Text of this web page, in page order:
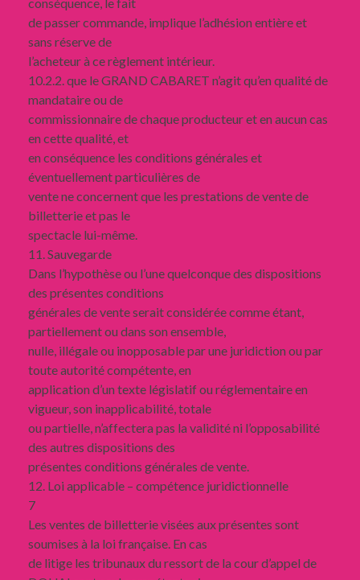
de passer commande, implique l’adhésion entière et
sans réserve de
l’acheteur à ce règlement intérieur.
10.2.2. que le GRAND CABARET n’agit qu’en qualité de
mandataire ou de
commissionnaire de chaque producteur et en aucun cas
en cette qualité, et
en conséquence les conditions générales et
éventuellement particulières de
vente ne concernent que les prestations de vente de
billetterie et pas le
spectacle lui-même.
11. Sauvegarde
Dans l’hypothèse ou l’une quelconque des dispositions
des présentes conditions
générales de vente serait considérée comme étant,
partiellement ou dans son ensemble,
nulle, illégale ou inopposable par une juridiction ou par
toute autorité compétente, en
application d’un texte législatif ou réglementaire en
vigueur, son inapplicabilité, totale
ou partielle, n’affectera pas la validité ni l’opposabilité
des autres dispositions des
présentes conditions générales de vente.
12. Loi applicable – compétence juridictionnelle
7
Les ventes de billetterie visées aux présentes sont
soumises à la loi française. En cas
de litige les tribunaux du ressort de la cour d’appel de